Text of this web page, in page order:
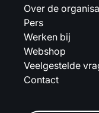
Over de
Pers
Werken bij
Webshop
Veelgestelde
Contact